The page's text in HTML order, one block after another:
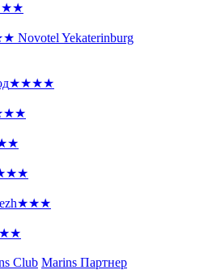
Novotel Yekaterinburg
★★★★
★★★
Club Marins Партнер